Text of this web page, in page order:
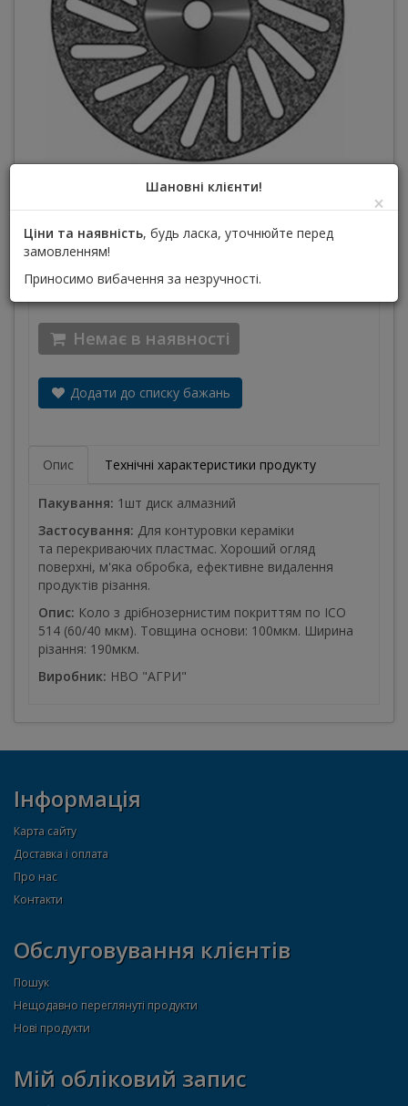
Залиште відгук першим
125,00 грн
Немає в наявності
Додати до списку бажань
Опис Технічні характеристики продукту
Пакування: 1шт диск алмазний
Застосування: Для контуровки кераміки
та перекриваючих пластмас. Хороший огляд
поверхні, м'яка обробка, ефективне видалення
продуктів різання.
Опис: Коло з дрібнозернистим покриттям по ІСО
514 (60/40 мкм). Товщина основи: 100мкм. Ширина
різання: 190мкм.
Виробник: НВО "АГРИ"
Інформація
Карта сайту
Доставка і оплата
Про нас
Контакти
Обслуговування клієнтів
Пошук
Нещодавно переглянуті продукти
Нові продукти
Мій обліковий запис
Шановні клієнти!
×
Ціни та наявність, будь ласка, уточнюйте перед
замовленням!
Приносимо вибачення за незручності.